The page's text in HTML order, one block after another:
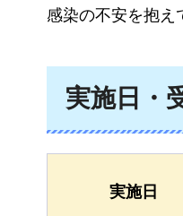
感染の不安を抱え
実施日・
実施日